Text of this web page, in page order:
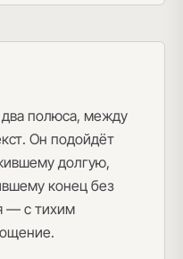
полюса, между
Он подойдёт
долгую,
конец без
— с тихим